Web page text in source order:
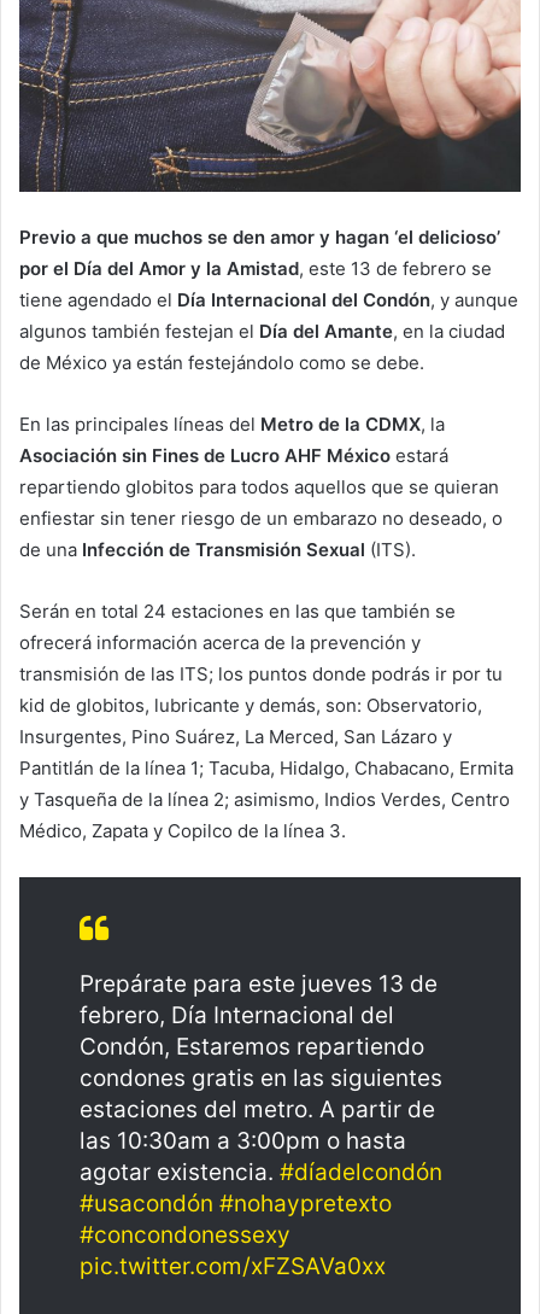
Previo a que muchos se den amor y hagan ‘el delicioso’
por el Día del Amor y la Amistad, este 13 de febrero se
tiene agendado el Día Internacional del Condón, y aunque
algunos también festejan el Día del Amante, en la ciudad
de México ya están festejándolo como se debe.
En las principales líneas del Metro de la CDMX, la
Asociación sin Fines de Lucro AHF México estará
repartiendo globitos para todos aquellos que se quieran
enfiestar sin tener riesgo de un embarazo no deseado, o
de una Infección de Transmisión Sexual (ITS).
Serán en total 24 estaciones en las que también se
ofrecerá información acerca de la prevención y
transmisión de las ITS; los puntos donde podrás ir por tu
kid de globitos, lubricante y demás, son: Observatorio,
Insurgentes, Pino Suárez, La Merced, San Lázaro y
Pantitlán de la línea 1; Tacuba, Hidalgo, Chabacano, Ermita
y Tasqueña de la línea 2; asimismo, Indios Verdes, Centro
Médico, Zapata y Copilco de la línea 3.
Prepárate para este jueves 13 de
febrero, Día Internacional del
Condón, Estaremos repartiendo
condones gratis en las siguientes
estaciones del metro. A partir de
las 10:30am a 3:00pm o hasta
agotar existencia. #díadelcondón
#usacondón #nohaypretexto
#concondonessexy
pic.twitter.com/xFZSAVa0xx